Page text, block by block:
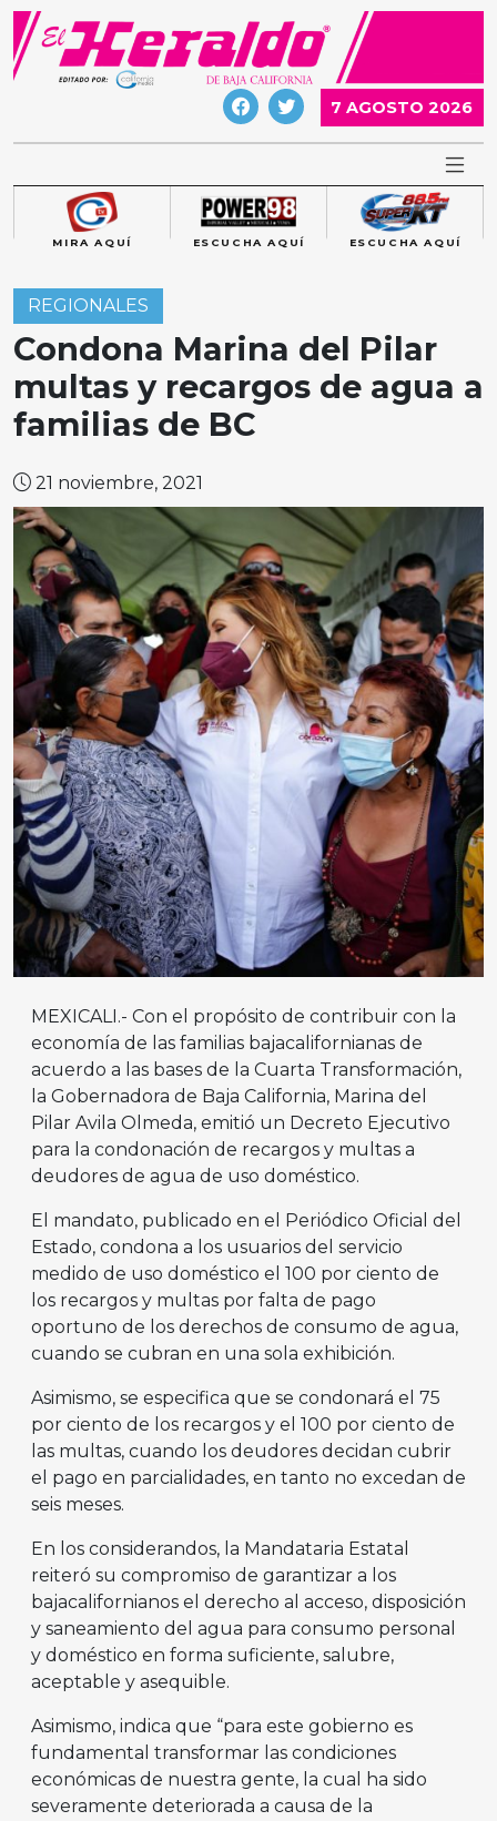
Skip
content
7 AGOSTO 2026
MIRA AQUÍ ESCUCHA AQUÍ ESCUCHA AQUÍ
REGIONALES
Condona Marina del Pilar
multas y recargos de agua a
familias de BC
21 noviembre, 2021
MEXICALI.- Con el propósito de contribuir con la
economía de las familias bajacalifornianas de
acuerdo a las bases de la Cuarta Transformación,
la Gobernadora de Baja California, Marina del
Pilar Avila Olmeda, emitió un Decreto Ejecutivo
para la condonación de recargos y multas a
deudores de agua de uso doméstico.
El mandato, publicado en el Periódico Oficial del
Estado, condona a los usuarios del servicio
medido de uso doméstico el 100 por ciento de
los recargos y multas por falta de pago
oportuno de los derechos de consumo de agua,
cuando se cubran en una sola exhibición.
Asimismo, se especifica que se condonará el 75
por ciento de los recargos y el 100 por ciento de
las multas, cuando los deudores decidan cubrir
el pago en parcialidades, en tanto no excedan de
seis meses.
En los considerandos, la Mandataria Estatal
reiteró su compromiso de garantizar a los
bajacalifornianos el derecho al acceso, disposición
y saneamiento del agua para consumo personal
y doméstico en forma suficiente, salubre,
aceptable y asequible.
Asimismo, indica que “para este gobierno es
fundamental transformar las condiciones
económicas de nuestra gente, la cual ha sido
severamente deteriorada a causa de la